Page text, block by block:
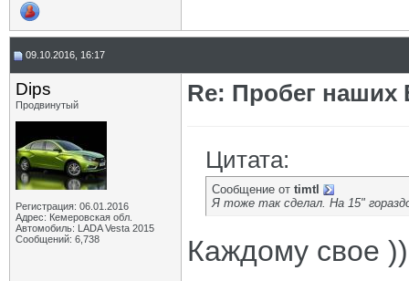
09.10.2016, 16:17
Dips
Продвинутый
Регистрация: 06.01.2016
Адрес: Кемеровская обл.
Автомобиль: LADA Vesta 2015
Сообщений: 6,738
Re: Пробег наших
Цитата:
Сообщение от timtl
Я тоже так сделал. На 15"
Каждому свое